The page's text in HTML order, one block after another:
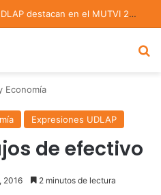
Estudiantes STEM de la UDLAP destacan en el MUTVI 2026
Economía
Expresiones UDLAP
de efectivo
2016 2 minutos de lectura